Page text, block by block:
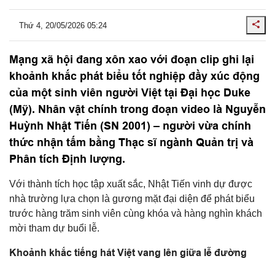
Thứ 4, 20/05/2026 05:24
Mạng xã hội đang xôn xao với đoạn clip ghi lại
khoảnh khắc phát biểu tốt nghiệp đầy xúc động
của một sinh viên người Việt tại Đại học Duke
(Mỹ). Nhân vật chính trong đoạn video là Nguyễn
Huỳnh Nhật Tiến (SN 2001) – người vừa chính
thức nhận tấm bằng Thạc sĩ ngành Quản trị và
Phân tích Định lượng.
Với thành tích học tập xuất sắc, Nhật Tiến vinh dự được
nhà trường lựa chọn là gương mặt đại diện để phát biểu
trước hàng trăm sinh viên cùng khóa và hàng nghìn khách
mời tham dự buổi lễ.
Khoảnh khắc tiếng hát Việt vang lên giữa lễ đường